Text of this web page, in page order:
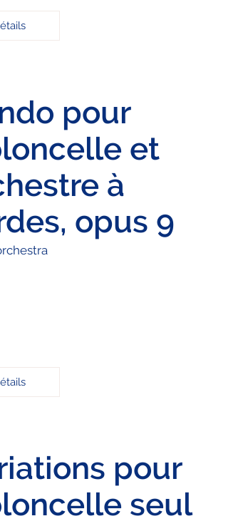
pour
et
à
opus 9
pour
seul